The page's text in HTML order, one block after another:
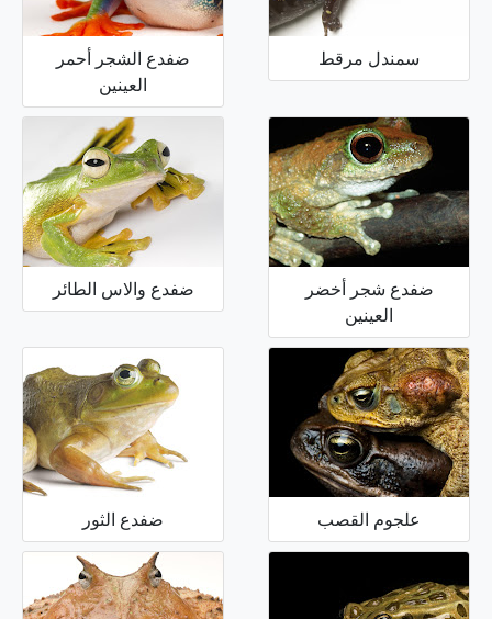
سمندل مرقط
ضفدع الشجر أحمر
العينين
ضفدع شجر أخضر
العينين
ضفدع والاس الطائر
علجوم القصب ضفدع الثور